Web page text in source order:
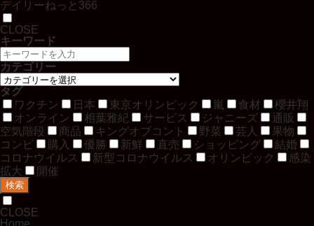
デイリーねっと366
CLOSE
キーワード
カテゴリー
タグ
ワクチン
日本 東京オリンピック 嵐 食材
櫻井翔
オンライン
相葉雅紀 サービス ジャニーズ
通販
空気階段
商品 キングオブコント 野菜 芸人
果物
コンビ
購入 優勝 新鮮 直売 ショッピング
結婚
コロナウイルス
新型コロナウイルス オリンピック
感染
拡大
開催
検索
CLOSE
Home